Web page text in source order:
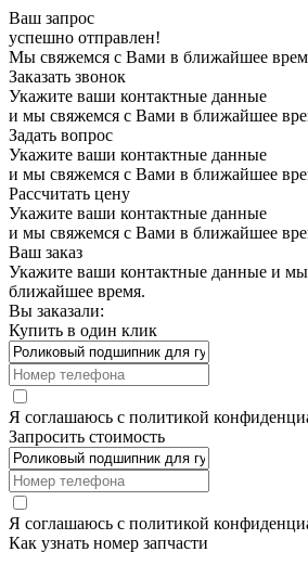
Ваш запрос
успешно отправлен!
Мы свяжемся с Вами в ближайшее
Заказать звонок
Укажите ваши контактные данные
и мы свяжемся с Вами в ближайшее
Задать вопрос
Укажите ваши контактные данные
и мы свяжемся с Вами в ближайшее
Рассчитать цену
Укажите ваши контактные данные
и мы свяжемся с Вами в ближайшее
Ваш заказ
Укажите ваши контактные данные и
ближайшее время.
Вы заказали:
Купить в один клик
Я соглашаюсь с политикой
Запросить стоимость
Я соглашаюсь с политикой
Как узнать номер запчасти